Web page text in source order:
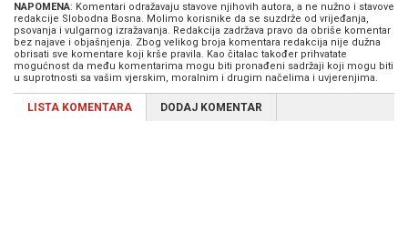
NAPOMENA: Komentari odražavaju stavove njihovih autora, a ne nužno i stavove
redakcije Slobodna Bosna. Molimo korisnike da se suzdrže od vrijeđanja,
psovanja i vulgarnog izražavanja. Redakcija zadržava pravo da obriše komentar
bez najave i objašnjenja. Zbog velikog broja komentara redakcija nije dužna
obrisati sve komentare koji krše pravila. Kao čitalac također prihvatate
mogućnost da među komentarima mogu biti pronađeni sadržaji koji mogu biti
u suprotnosti sa vašim vjerskim, moralnim i drugim načelima i uvjerenjima.
LISTA KOMENTARA DODAJ KOMENTAR